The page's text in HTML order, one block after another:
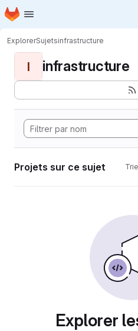
Passer au contenu principal
Page d'accueil
ExplorerSujetsinfrastructure
I infrastructure
Projets sur ce sujet
Explorer